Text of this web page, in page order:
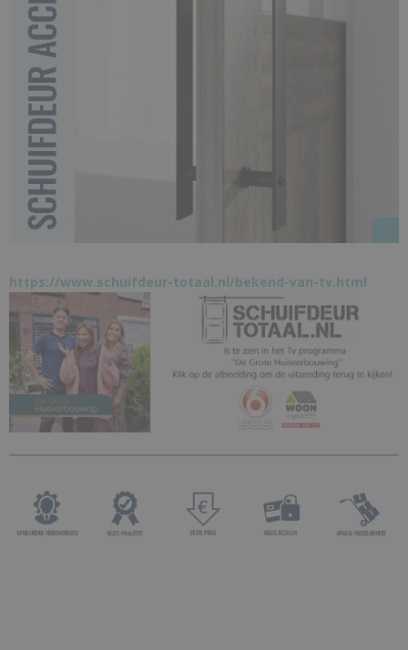
https://www.schuifdeur-totaal.nl/bekend-van-tv.html